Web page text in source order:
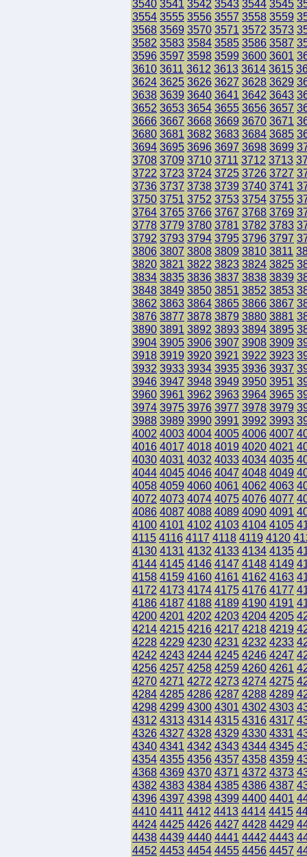
3540 3541 3542 3543 3544 3545
3554 3555 3556 3557 3558 3559
3568 3569 3570 3571 3572 3573
3582 3583 3584 3585 3586 3587
3596 3597 3598 3599 3600 3601
3610 3611 3612 3613 3614 3615
3624 3625 3626 3627 3628 3629
3638 3639 3640 3641 3642 3643
3652 3653 3654 3655 3656 3657
3666 3667 3668 3669 3670 3671
3680 3681 3682 3683 3684 3685
3694 3695 3696 3697 3698 3699
3708 3709 3710 3711 3712 3713
3722 3723 3724 3725 3726 3727
3736 3737 3738 3739 3740 3741
3750 3751 3752 3753 3754 3755
3764 3765 3766 3767 3768 3769
3778 3779 3780 3781 3782 3783
3792 3793 3794 3795 3796 3797
3806 3807 3808 3809 3810 3811
3820 3821 3822 3823 3824 3825
3834 3835 3836 3837 3838 3839
3848 3849 3850 3851 3852 3853
3862 3863 3864 3865 3866 3867
3876 3877 3878 3879 3880 3881
3890 3891 3892 3893 3894 3895
3904 3905 3906 3907 3908 3909
3918 3919 3920 3921 3922 3923
3932 3933 3934 3935 3936 3937
3946 3947 3948 3949 3950 3951
3960 3961 3962 3963 3964 3965
3974 3975 3976 3977 3978 3979
3988 3989 3990 3991 3992 3993
4002 4003 4004 4005 4006 4007
4016 4017 4018 4019 4020 4021
4030 4031 4032 4033 4034 4035
4044 4045 4046 4047 4048 4049
4058 4059 4060 4061 4062 4063
4072 4073 4074 4075 4076 4077
4086 4087 4088 4089 4090 4091
4100 4101 4102 4103 4104 4105
4115 4116 4117 4118 4119 4120
4130 4131 4132 4133 4134 4135
4144 4145 4146 4147 4148 4149
4158 4159 4160 4161 4162 4163
4172 4173 4174 4175 4176 4177
4186 4187 4188 4189 4190 4191
4200 4201 4202 4203 4204 4205
4214 4215 4216 4217 4218 4219
4228 4229 4230 4231 4232 4233
4242 4243 4244 4245 4246 4247
4256 4257 4258 4259 4260 4261
4270 4271 4272 4273 4274 4275
4284 4285 4286 4287 4288 4289
4298 4299 4300 4301 4302 4303
4312 4313 4314 4315 4316 4317
4326 4327 4328 4329 4330 4331
4340 4341 4342 4343 4344 4345
4354 4355 4356 4357 4358 4359
4368 4369 4370 4371 4372 4373
4382 4383 4384 4385 4386 4387
4396 4397 4398 4399 4400 4401
4410 4411 4412 4413 4414 4415
4424 4425 4426 4427 4428 4429
4438 4439 4440 4441 4442 4443
4452 4453 4454 4455 4456 4457